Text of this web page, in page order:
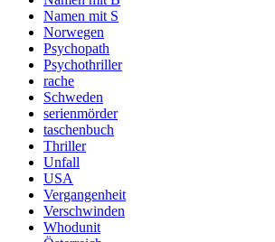
Namen mit S
Norwegen
Psychopath
Psychothriller
rache
Schweden
serienmörder
taschenbuch
Thriller
Unfall
USA
Vergangenheit
Verschwinden
Whodunit